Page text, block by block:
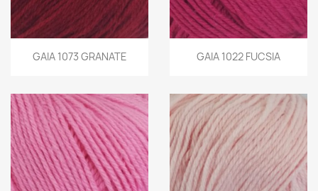
GAIA 1073 GRANATE GAIA 1022 FUCSIA